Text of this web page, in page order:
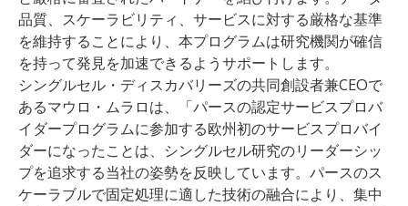
品質、スケーラビリティ、サービスに対する厳格な基準
を維持することにより、本プログラムは研究機関が確信
を持って発見を加速できるようサポートします。
シングルセル・ディスカバリーズの共同創設者兼CEOで
あるマウロ・ムラロは、「パースの認定サービスプロバ
イダープログラムに参加する欧州初のサービスプロバイ
ダーになったことは、シングルセル研究のリーダーシッ
プを追求する当社の姿勢を反映しています。パースのス
ケーラブルで固定処理に適した技術の融合により、集中